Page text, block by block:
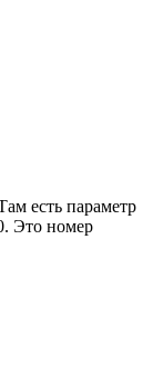
есть параметр
Это номер